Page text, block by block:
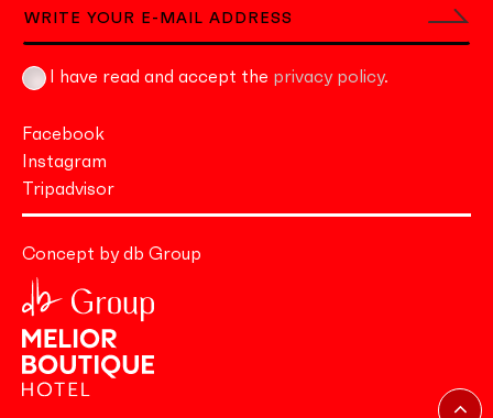
I have read and accept the privacy policy.
Facebook
Instagram
Tripadvisor
Concept by db Group